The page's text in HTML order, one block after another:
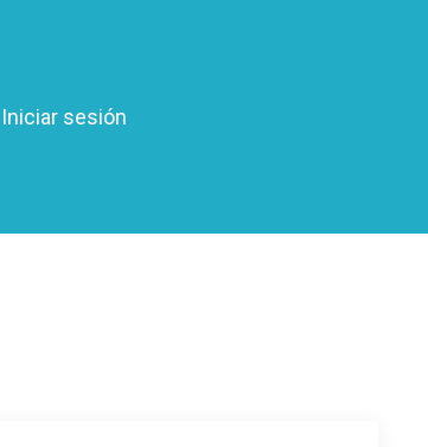
Iniciar sesión